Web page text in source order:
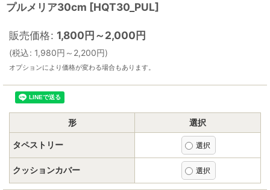
プルメリア30cm [HQT30_PUL]
販売価格: 1,800円～2,000円
(税込: 1,980円 ～2,200円)
オプションにより価格が変わる場合もあります。
形 選択
タペストリー
クッションカバー